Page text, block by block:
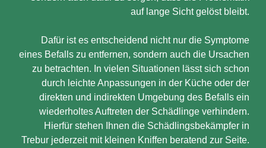
auf lange Sicht gelöst bleibt.
Dafür ist es entscheidend nicht nur die Symptome
eines Befalls zu entfernen, sondern auch die Ursachen
zu betrachten. In vielen Situationen lässt sich schon
durch leichte Anpassungen in der Küche oder der
direkten und indirekten Umgebung des Befalls ein
wiederholtes Auftreten der Schädlinge verhindern.
Hierfür stehen Ihnen die Schädlingsbekämpfer in
Trebur jederzeit mit kleinen Kniffen beratend zur Seite.